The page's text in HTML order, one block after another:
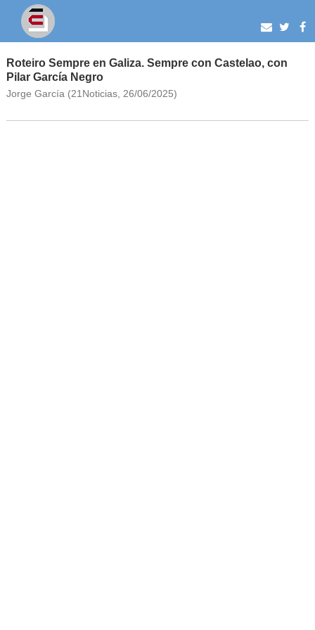
Roteiro Sempre en Galiza. Sempre con Castelao, con
Pilar García Negro
Jorge García (21Noticias, 26/06/2025)